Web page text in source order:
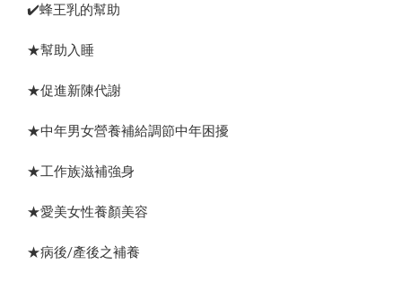
✔️蜂王乳的幫助
★幫助入睡
★促進新陳代謝
★中年男女營養補給調節中年困擾
★工作族滋補強身
★愛美女性養顏美容
★病後/產後之補養